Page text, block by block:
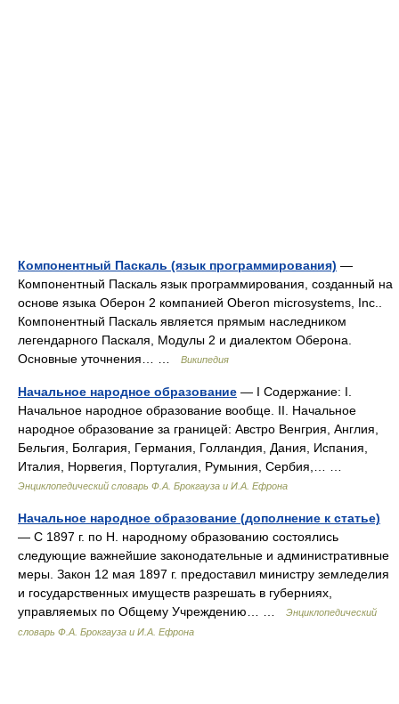
Компонентный Паскаль (язык программирования) —
Компонентный Паскаль язык программирования, созданный на
основе языка Оберон 2 компанией Oberon microsystems, Inc..
Компонентный Паскаль является прямым наследником
легендарного Паскаля, Модулы 2 и диалектом Оберона.
Основные уточнения… …
Википедия
Начальное народное образование — I Содержание: I.
Начальное народное образование вообще. II. Начальное
народное образование за границей: Австро Венгрия, Англия,
Бельгия, Болгария, Германия, Голландия, Дания, Испания,
Италия, Норвегия, Португалия, Румыния, Сербия,… …
Энциклопедический словарь Ф.А. Брокгауза и И.А. Ефрона
Начальное народное образование (дополнение к статье)
— С 1897 г. по Н. народному образованию состоялись
следующие важнейшие законодательные и административные
меры. Закон 12 мая 1897 г. предоставил министру земледелия
и государственных имуществ разрешать в губерниях,
управляемых по Общему Учреждению… …
Энциклопедический
словарь Ф.А. Брокгауза и И.А. Ефрона